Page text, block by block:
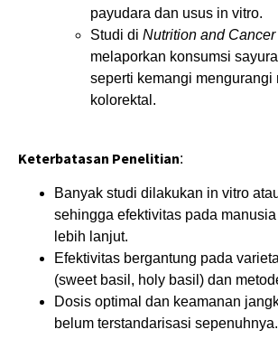
payudara dan usus in vitro.
Studi di Nutrition and Cancer
melaporkan konsumsi
seperti kemangi mengurangi
kolorektal.
Keterbatasan Penelitian:
Banyak studi dilakukan in vitro
sehingga efektivitas pada
lebih lanjut.
Efektivitas bergantung pada
(sweet basil, holy basil) dan
Dosis optimal dan keamanan
belum terstandarisasi sepenuhnya.